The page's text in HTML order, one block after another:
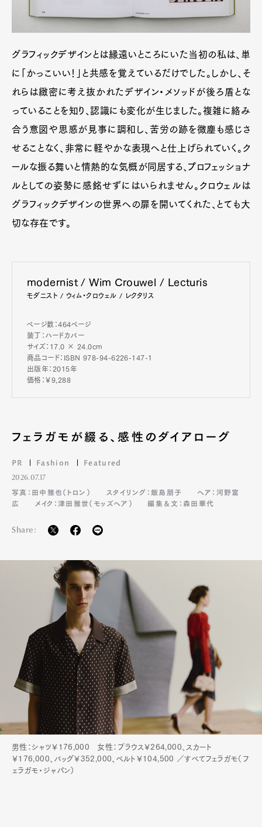
Art&DesignWatchFashion
Product Culture Lifestyle
Pen Membership
Magazine
Contact
グラフィックデザインとは縁遠いところにいた当初の私は、単
に「かっこいい！」と共感を覚えているだけでした。しかし、そ
れらは緻密に考え抜かれたデザイン・メソッドが後ろ盾とな
っていることを知り、認識にも変化が生じました。複雑に絡み
合う意図や思惑が見事に調和し、苦労の跡を微塵も感じさ
せることなく、非常に軽やかな表現へと仕上げられていく。ク
ールな振る舞いと情熱的な気概が同居する、プロフェッショナ
ルとしての姿勢に感銘せずにはいられません。クロウェルは
グラフィックデザインの世界への扉を開いてくれた、とても大
切な存在です。
modernist / Wim Crouwel / Lecturis
モダニスト / ウィム・クロウェル / レクタリス
ページ数：464ページ
装丁：ハードカバー
サイズ：17.0 × 24.0cm
商品コード：ISBN 978-94-6226-147-1
出版年：2015年
価格：￥9,288
フェラガモが綴る、感性のダイアローグ
PR Fashion Featured
2026.07.17
写真：田中雅也（トロン）
スタイリング：飯島朋子
ヘア：河野富
広
メイク：津田雅世（モッズヘア） 編集＆文：森田華代
Share:
男性：シャツ￥176,000 女性：ブラウス￥264,000、スカート
￥176,000、バッグ￥352,000、ベルト￥104,500 ／すべてフェラガモ（フ
ェラガモ・ジャパン）